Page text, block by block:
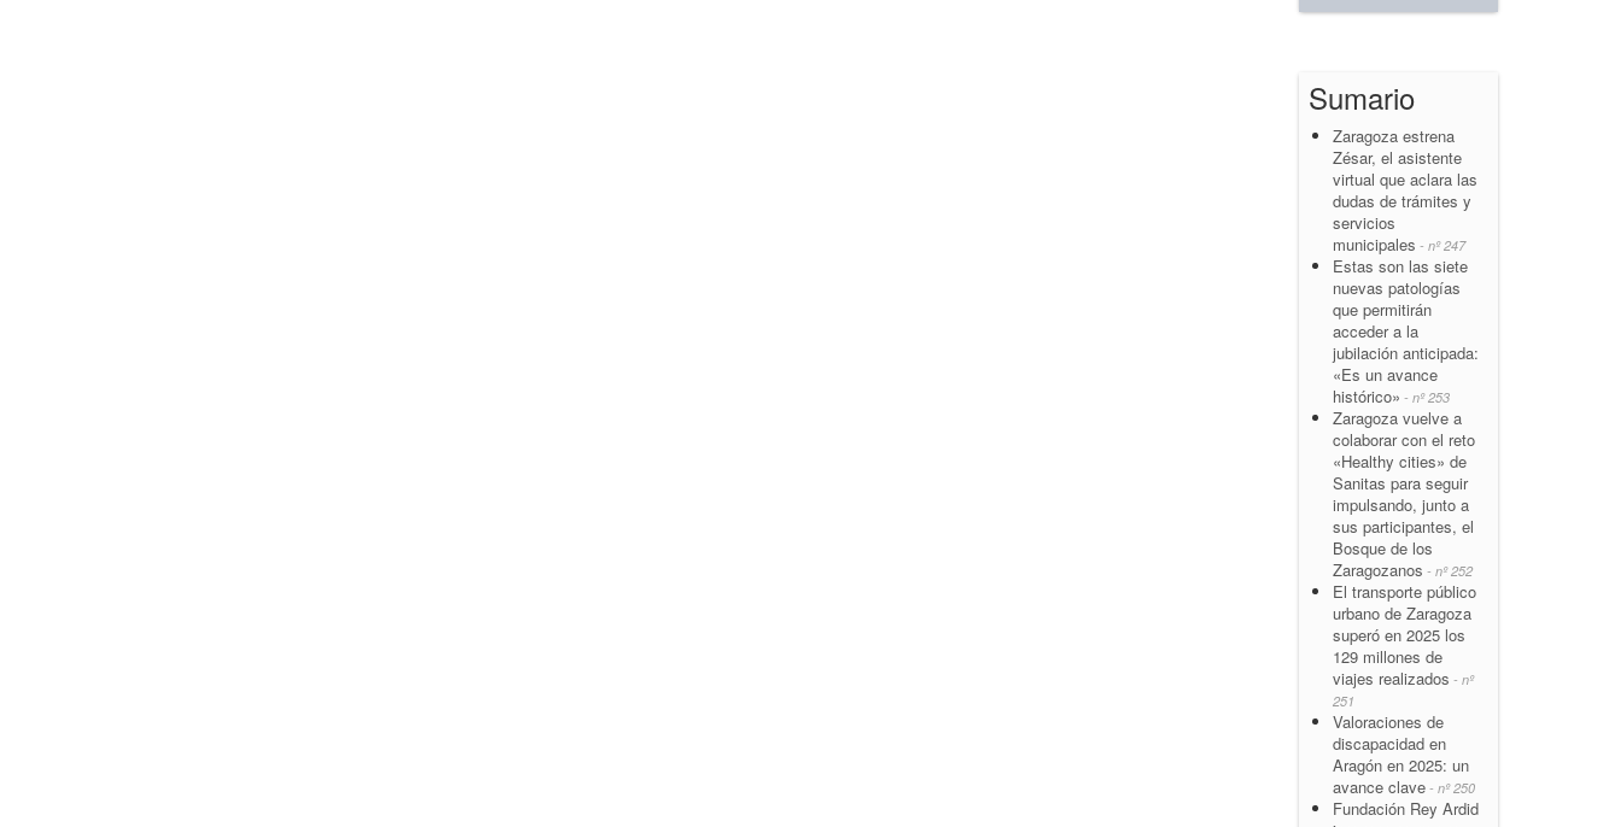
Sumario
Zaragoza estrena
Zésar, el asistente
virtual que aclara las
dudas de trámites y
servicios
municipales - nº 247
Estas son las siete
nuevas patologías
que permitirán
acceder a la
jubilación anticipada:
«Es un avance
histórico» - nº 253
Zaragoza vuelve a
colaborar con el reto
«Healthy cities» de
Sanitas para seguir
impulsando, junto a
sus participantes, el
Bosque de los
Zaragozanos - nº 252
El transporte público
urbano de Zaragoza
superó en 2025 los
129 millones de
viajes realizados - nº
251
Valoraciones de
discapacidad en
Aragón en 2025: un
avance clave - nº 250
Fundación Rey Ardid